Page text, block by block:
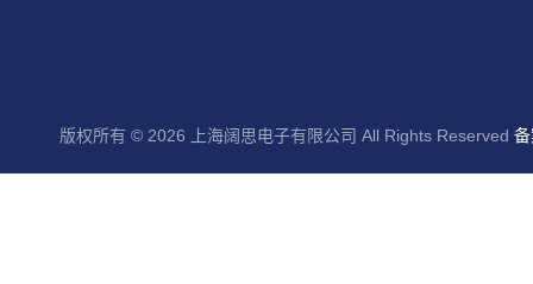
版权所有 © 2026 上海阔思电子有限公司 All Rights Reserved